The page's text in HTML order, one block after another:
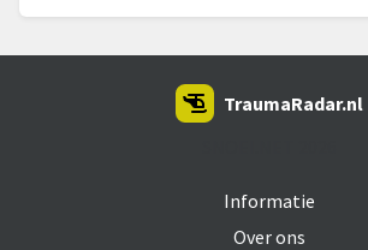
Informatie
Over ons
TraumaRadar.nl